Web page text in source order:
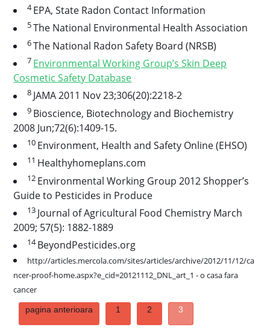
4EPA, State Radon Contact Information
5The National Environmental Health Association
6The National Radon Safety Board (NRSB)
7 Environmental Working Group’s Skin Deep
Cosmetic Safety Database
8 JAMA 2011 Nov 23;306(20):2218-2
9 Bioscience, Biotechnology and Biochemistry
2008 Jun;72(6):1409-15.
10 Environment, Health and Safety Online (EHSO)
11 Healthyhomeplans.com
12 Environmental Working Group 2012 Shopper’s
Guide to Pesticides in Produce
13 Journal of Agricultural Food Chemistry March
2009; 57(5): 1882-1889
14BeyondPesticides.org
http://articles.mercola.com/sites/articles/archive/2012/11/12/ca
ncer-proof-home.aspx?e_cid=20121112_DNL_art_1 - o casa fara
cancer
pagina anterioara 1 2 3